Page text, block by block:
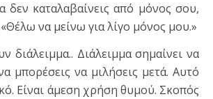
δεν καταλαβαίνεις από μόνος σου,
να μείνω για λίγο μόνος μου.»
διάλειμμα.. Διάλειμμα σημαίνει να
μπορέσεις να μιλήσεις μετά. Αυτό
Είναι άμεση χρήση θυμού. Σκοπός